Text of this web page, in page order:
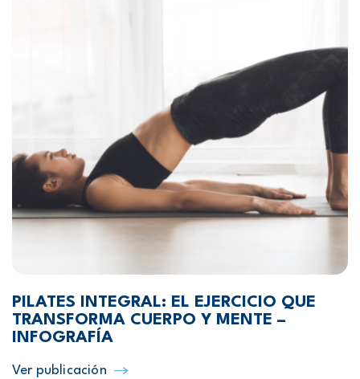
PILATES INTEGRAL: EL EJERCICIO QUE
TRANSFORMA CUERPO Y MENTE –
INFOGRAFÍA
Ver publicación